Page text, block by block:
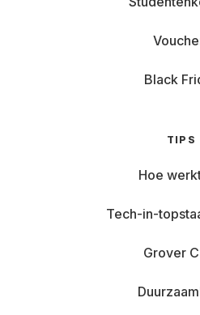
Black
TIPS
Hoe
Tech-in-
Grover